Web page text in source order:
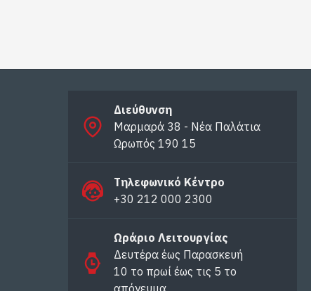
Διεύθυνση
Μαρμαρά 38 - Νέα Παλάτια
Ωρωπός 190 15
Τηλεφωνικό Κέντρο
+30 212 000 2300
Ωράριο Λειτουργίας
Δευτέρα έως Παρασκευή
10 το πρωί έως τις 5 το
απόγευμα